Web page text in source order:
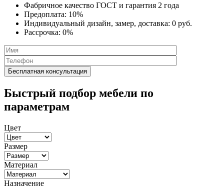
Фабричное качество ГОСТ и гарантия 2 года
Предоплата: 10%
Индивидуальный дизайн, замер, доставка: 0 руб.
Рассрочка: 0%
Быстрый подбор мебели по
параметрам
Цвет
Размер
Материал
Назначение